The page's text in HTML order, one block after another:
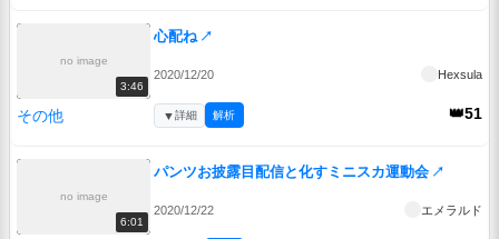
no image
3:46
心配ね ↗
2020/12/20 Hexsula
その他 👑51
▼詳細 解析
no image
6:01
パンツお披露目配信と化すミニスカ運動会 ↗
2020/12/22 エメラルド